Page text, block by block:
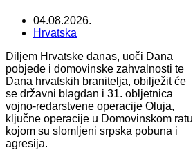
04.08.2026.
Hrvatska
Diljem Hrvatske danas, uoči Dana
pobjede i domovinske zahvalnosti te
Dana hrvatskih branitelja, obilježit će
se državni blagdan i 31. obljetnica
vojno-redarstvene operacije Oluja,
ključne operacije u Domovinskom ratu
kojom su slomljeni srpska pobuna i
agresija.